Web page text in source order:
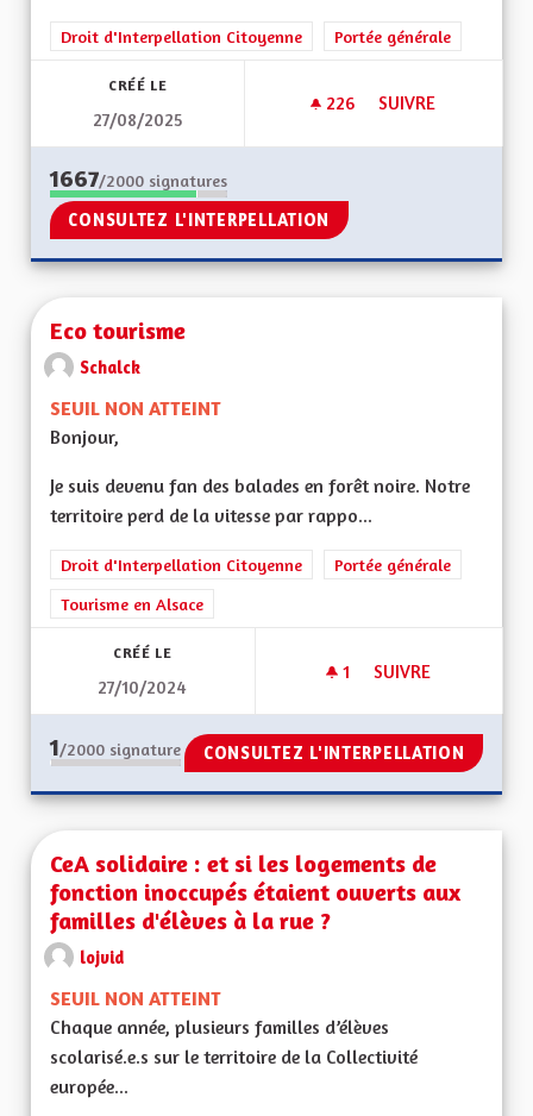
Droit d'Interpellation Citoyenne Portée générale
CRÉÉ LE
27/08/2025
226 226 ABONNÉS
SUIVRE
1667/2000 signatures
CONSULTEZ L'INTERPELLATION
Eco tourisme
Schalck
SEUIL NON ATTEINT
Bonjour,
Je suis devenu fan des balades en forêt noire. Notre
territoire perd de la vitesse par rappo...
Droit d'Interpellation Citoyenne
Portée générale
Tourisme en Alsace
CRÉÉ LE
27/10/2024
1 1 ABONNÉ
SUIVRE
1/2000 signature CONSULTEZ L'INTERPELLATION
CeA solidaire : et si les logements de
fonction inoccupés étaient ouverts aux
familles d'élèves à la rue ?
lojvid
SEUIL NON ATTEINT
Chaque année, plusieurs familles d’élèves
scolarisé.e.s sur le territoire de la Collectivité
europée...